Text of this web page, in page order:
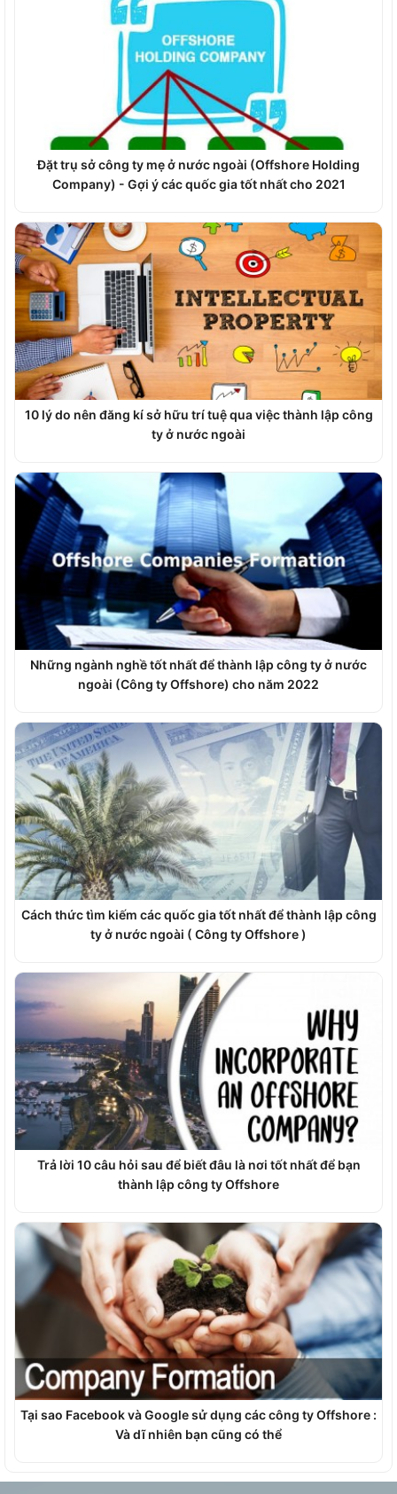
Đặt trụ sở công ty mẹ ở nước ngoài (Offshore Holding
Company) - Gợi ý các quốc gia tốt nhất cho 2021
10 lý do nên đăng kí sở hữu trí tuệ qua việc thành lập công
ty ở nước ngoài
Những ngành nghề tốt nhất để thành lập công ty ở nước
ngoài (Công ty Offshore) cho năm 2022
Cách thức tìm kiếm các quốc gia tốt nhất để thành lập công
ty ở nước ngoài ( Công ty Offshore )
Trả lời 10 câu hỏi sau để biết đâu là nơi tốt nhất để bạn
thành lập công ty Offshore
Tại sao Facebook và Google sử dụng các công ty Offshore :
Và dĩ nhiên bạn cũng có thể